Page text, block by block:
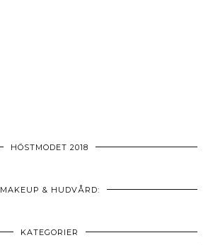
HÖSTMODET 2018
MAKEUP & HUDVÅRD:
KATEGORIER